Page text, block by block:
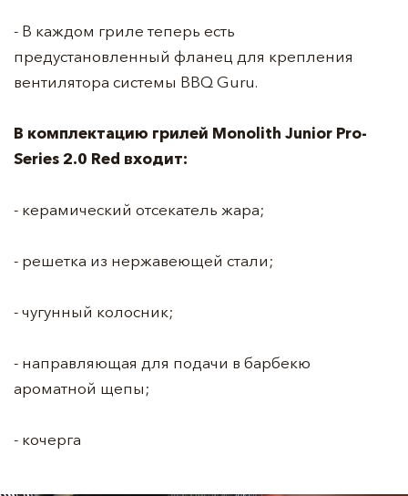
- В каждом гриле теперь есть
предустановленный фланец для крепления
вентилятора системы BBQ Guru.
В комплектацию грилей Monolith Junior Pro-
Series 2.0 Red входит:
- керамический отсекатель жара;
- решетка из нержавеющей стали;
- чугунный колосник;
- направляющая для подачи в барбекю
ароматной щепы;
- кочерга